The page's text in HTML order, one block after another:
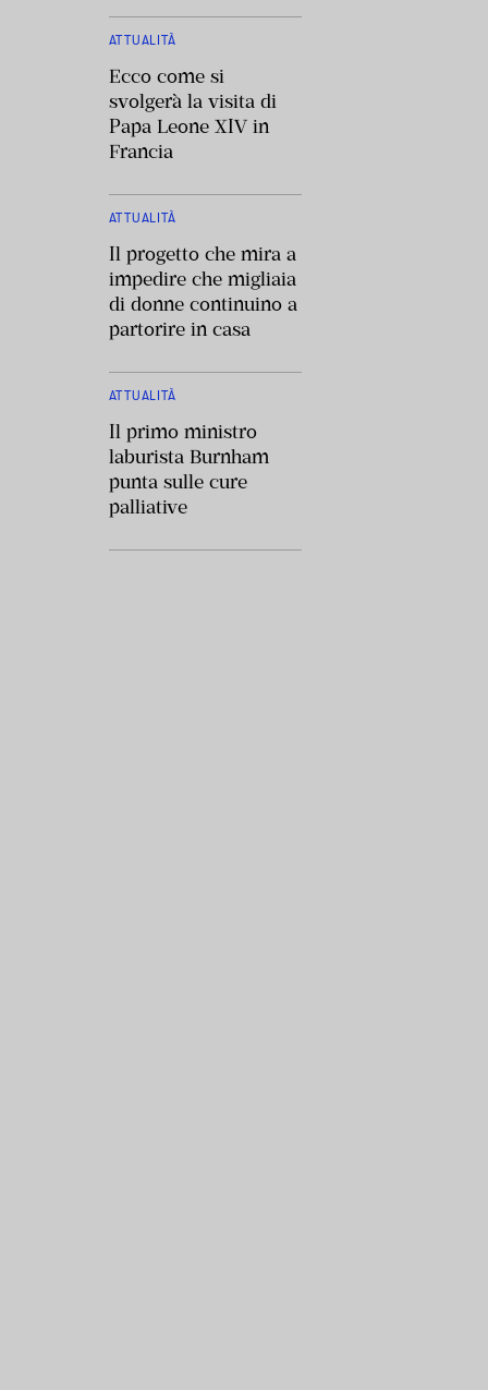
ATTUALITÀ
Ecco come si
svolgerà la visita di
Papa Leone XIV in
Francia
ATTUALITÀ
Il progetto che mira a
impedire che migliaia
di donne continuino a
partorire in casa
ATTUALITÀ
Il primo ministro
laburista Burnham
punta sulle cure
palliative